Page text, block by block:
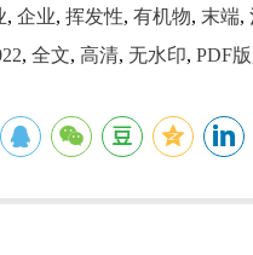
,企业,挥发性,有机物, 末端,
,全文,高清,无水印,PDF版